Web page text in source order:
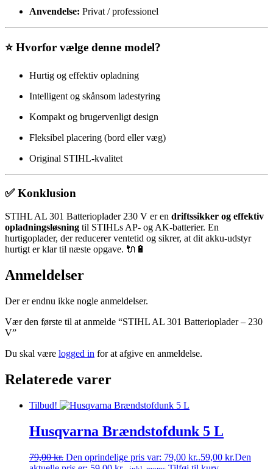
Anvendelse: Privat / professionel
⭐ Hvorfor vælge denne model?
Hurtig og effektiv opladning
Intelligent og skånsom ladestyring
Kompakt og brugervenligt design
Fleksibel placering (bord eller væg)
Original STIHL-kvalitet
✅ Konklusion
STIHL AL 301 Batterioplader 230 V er en driftssikker og effektiv
opladningsløsning til STIHLs AP- og AK-batterier. En
hurtigoplader, der reducerer ventetid og sikrer, at dit akku-udstyr
hurtigt er klar til næste opgave. 🔌🔋
Anmeldelser
Der er endnu ikke nogle anmeldelser.
Vær den første til at anmelde “STIHL AL 301 Batterioplader – 230
V”
Du skal være logged in for at afgive en anmeldelse.
Relaterede varer
Tilbud!
Husqvarna Brændstofdunk 5 L
79,00kr. Den oprindelige pris var: 79,00 kr..59,00 kr.Den